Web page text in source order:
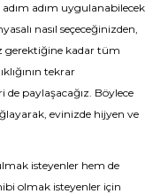
adım adım uygulanabilecek
nasıl seçeceğinizden,
gerektiğine kadar tüm
tekrar
paylaşacağız. Böylece
evinizde hijyen ve
isteyenler hem de
olmak isteyenler için